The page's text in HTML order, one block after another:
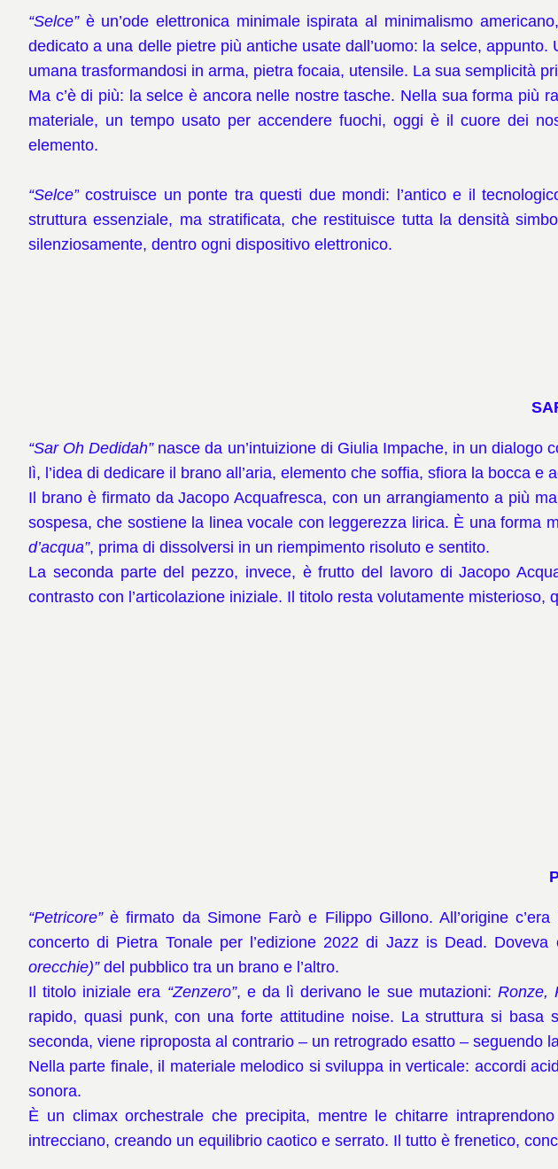
“Selce”è un’ode elettronica minimale ispirata al minimalismo
dedicato a una delle pietre più antiche usate dall’uomo: la selce,
umana trasformandosi in arma, pietra focaia, utensile. La sua semplicità
Ma c’è di più: la selce è ancora nelle nostre tasche. Nella sua forma più
materiale, un tempo usato per accendere fuochi, oggi è il cuore dei
elemento.
“Selce” costruisce un ponte tra questi due mondi: l’antico e il
struttura essenziale, ma stratificata, che restituisce tutta la densità
silenziosamente, dentro ogni dispositivo elettronico.
“Sar Oh Dedidah”nasce da un’intuizione di Giulia Impache, in un dialogo
lì, l’idea di dedicare il brano all’aria, elemento che soffia, sfiora la bocca e
Il brano è firmato da Jacopo Acquafresca, con un arrangiamento a più
sospesa, che sostiene la linea vocale con leggerezza lirica. È una forma
d’acqua”, prima di dissolversi in un riempimento risoluto e sentito.
La seconda parte del pezzo, invece, è frutto del lavoro di Jacopo
contrasto con l’articolazione iniziale. Il titolo resta volutamente
“Petricore”è firmato da Simone Farò e Filippo Gillono. All’origine
concerto di Pietra Tonale per l’edizione 2022 di Jazz is Dead. Doveva
orecchie)”del pubblico tra un brano e l’altro.
Il titolo iniziale era “Zenzero”, e da lì derivano le sue mutazioni: Ronze,
rapido, quasi punk, con una forte attitudine noise. La struttura si
seconda, viene riproposta al contrario – un retrogrado esatto – seguendo
Nella parte finale, il materiale melodico si sviluppa in verticale: accordi
sonora.
È un climax orchestrale che precipita, mentre le chitarre
intrecciano, creando un equilibrio caotico e serrato. Il tutto è frenetico,